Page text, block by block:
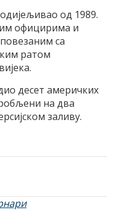
од 1989.
официрима и
са
ратом
десет америчких
на два
заливу.